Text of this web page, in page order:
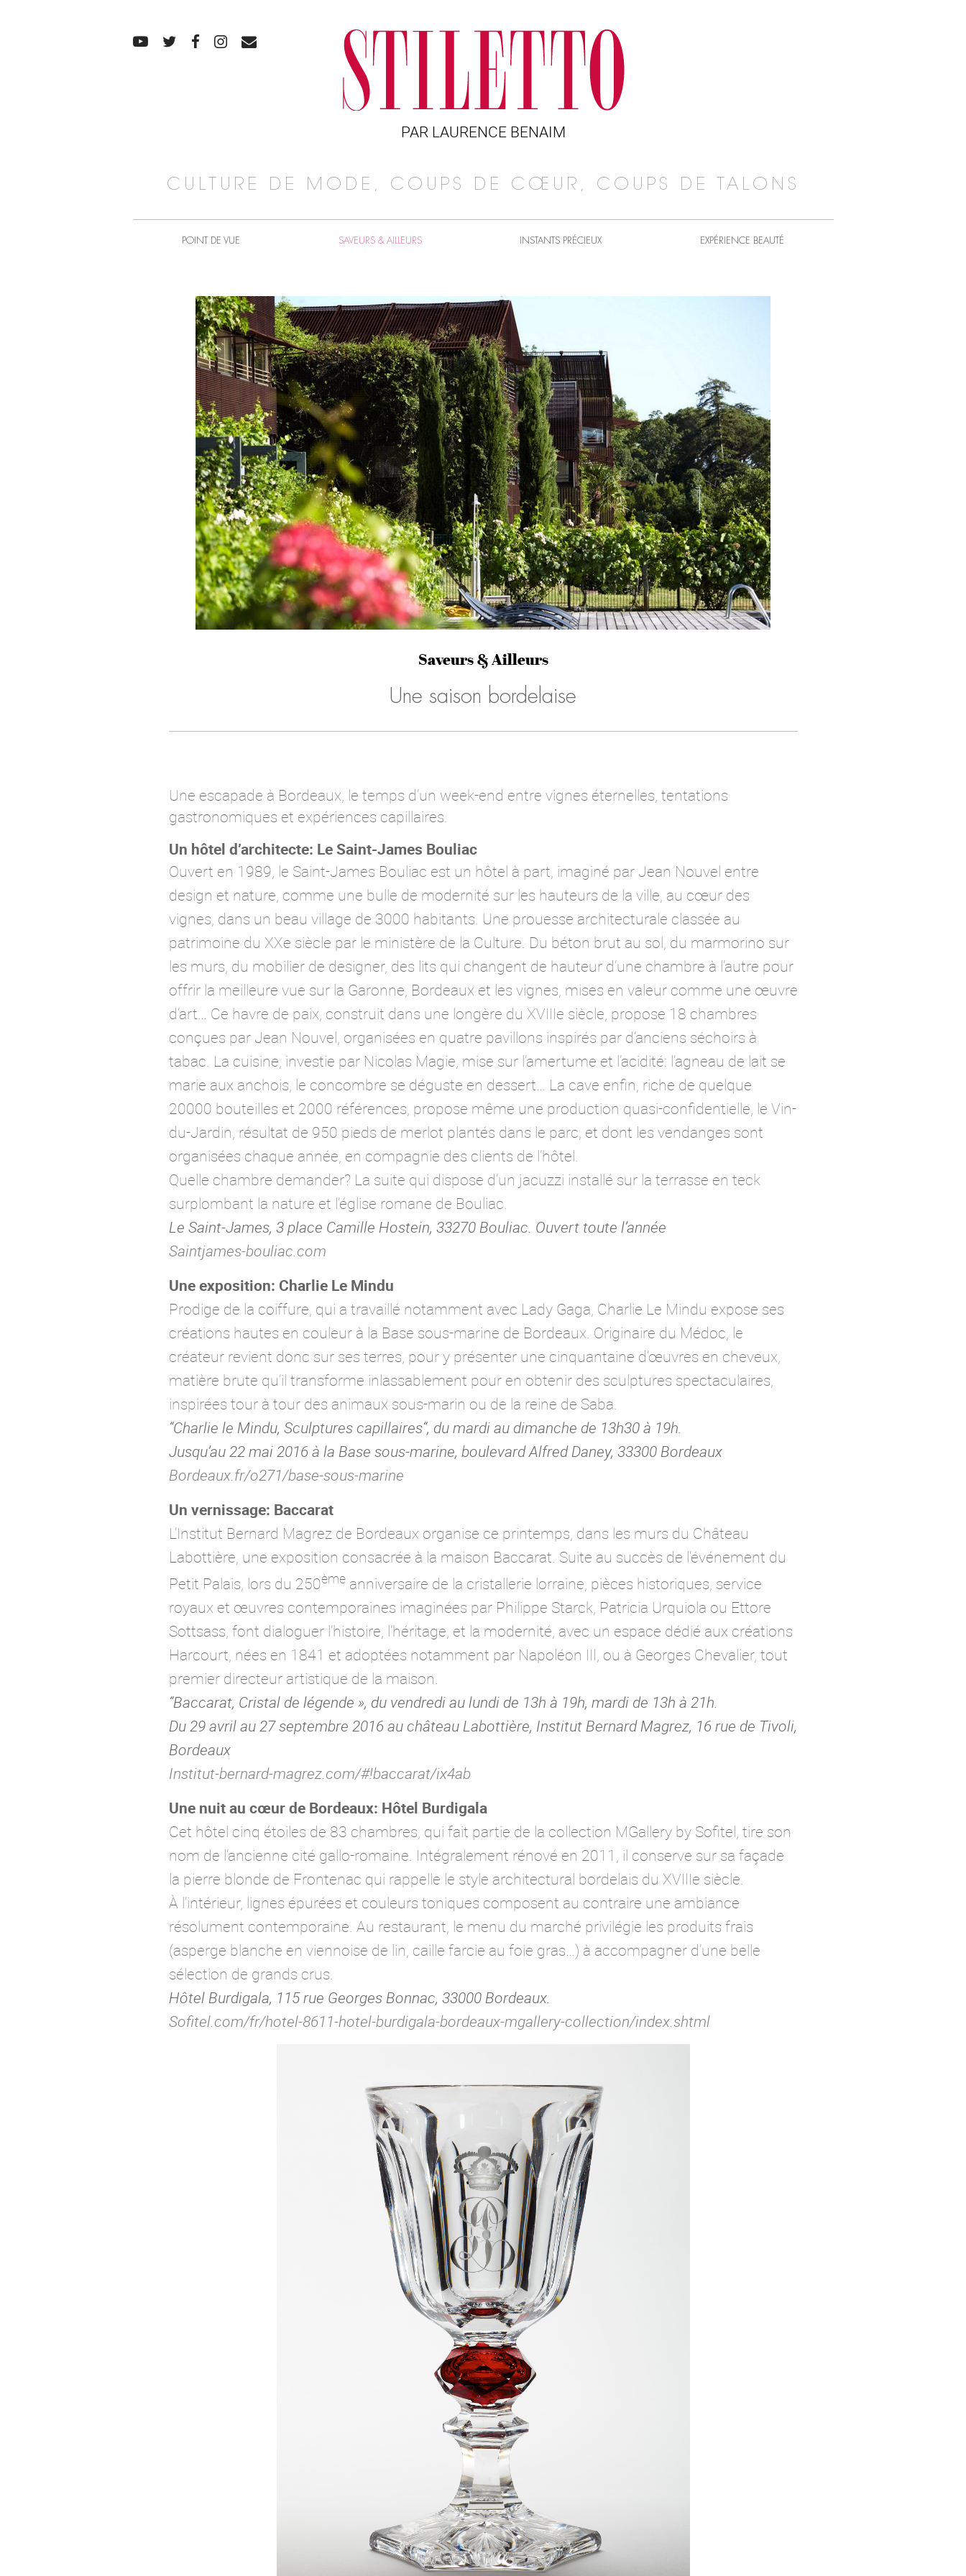
PAR LAURENCE BENAIM
CULTURE DE MODE, COUPS DE CŒUR, COUPS DE TALONS
POINT DE VUE SAVEURS & AILLEURS INSTANTS PRÉCIEUX EXPÉRIENCE BEAUTÉ
Saveurs & Ailleurs
Une saison bordelaise
Une escapade à Bordeaux, le temps d’un week-end entre vignes éternelles, tentations
gastronomiques et expériences capillaires.
Un hôtel d’architecte: Le Saint-James Bouliac
Ouvert en 1989, le Saint-James Bouliac est un hôtel à part, imaginé par Jean Nouvel entre
design et nature, comme une bulle de modernité sur les hauteurs de la ville, au cœur des
vignes, dans un beau village de 3000 habitants. Une prouesse architecturale classée au
patrimoine du XXe siècle par le ministère de la Culture. Du béton brut au sol, du marmorino sur
les murs, du mobilier de designer, des lits qui changent de hauteur d’une chambre à l’autre pour
offrir la meilleure vue sur la Garonne, Bordeaux et les vignes, mises en valeur comme une œuvre
d’art… Ce havre de paix, construit dans une longère du XVIIIe siècle, propose 18 chambres
conçues par Jean Nouvel, organisées en quatre pavillons inspirés par d’anciens séchoirs à
tabac. La cuisine, investie par Nicolas Magie, mise sur l’amertume et l’acidité: l’agneau de lait se
marie aux anchois, le concombre se déguste en dessert… La cave enfin, riche de quelque
20000 bouteilles et 2000 références, propose même une production quasi-confidentielle, le Vin-
du-Jardin, résultat de 950 pieds de merlot plantés dans le parc, et dont les vendanges sont
organisées chaque année, en compagnie des clients de l’hôtel.
Quelle chambre demander? La suite qui dispose d’un jacuzzi installé sur la terrasse en teck
surplombant la nature et l’église romane de Bouliac.
Le Saint-James, 3 place Camille Hostein, 33270 Bouliac. Ouvert toute l’année
Saintjames-bouliac.com
Une exposition: Charlie Le Mindu
Prodige de la coiffure, qui a travaillé notamment avec Lady Gaga, Charlie Le Mindu expose ses
créations hautes en couleur à la Base sous-marine de Bordeaux. Originaire du Médoc, le
créateur revient donc sur ses terres, pour y présenter une cinquantaine d’œuvres en cheveux,
matière brute qu’il transforme inlassablement pour en obtenir des sculptures spectaculaires,
inspirées tour à tour des animaux sous-marin ou de la reine de Saba.
“Charlie le Mindu, Sculptures capillaires“, du mardi au dimanche de 13h30 à 19h.
Jusqu’au 22 mai 2016 à la Base sous-marine, boulevard Alfred Daney, 33300 Bordeaux
Bordeaux.fr/o271/base-sous-marine
Un vernissage: Baccarat
L’Institut Bernard Magrez de Bordeaux organise ce printemps, dans les murs du Château
Labottière, une exposition consacrée à la maison Baccarat. Suite au succès de l’événement du
Petit Palais, lors du 250èmeanniversaire de la cristallerie lorraine, pièces historiques, service
royaux et œuvres contemporaines imaginées par Philippe Starck, Patricia Urquiola ou Ettore
Sottsass, font dialoguer l’histoire, l’héritage, et la modernité, avec un espace dédié aux créations
Harcourt, nées en 1841 et adoptées notamment par Napoléon III, ou à Georges Chevalier, tout
premier directeur artistique de la maison.
“Baccarat, Cristal de légende », du vendredi au lundi de 13h à 19h, mardi de 13h à 21h.
Du 29 avril au 27 septembre 2016 au château Labottière, Institut Bernard Magrez, 16 rue de Tivoli,
Bordeaux
Institut-bernard-magrez.com/#!baccarat/ix4ab
Une nuit au cœur de Bordeaux: Hôtel Burdigala
Cet hôtel cinq étoiles de 83 chambres, qui fait partie de la collection MGallery by Sofitel, tire son
nom de l’ancienne cité gallo-romaine. Intégralement rénové en 2011, il conserve sur sa façade
la pierre blonde de Frontenac qui rappelle le style architectural bordelais du XVIIIe siècle.
À l’intérieur, lignes épurées et couleurs toniques composent au contraire une ambiance
résolument contemporaine. Au restaurant, le menu du marché privilégie les produits frais
(asperge blanche en viennoise de lin, caille farcie au foie gras…) à accompagner d’une belle
sélection de grands crus.
Hôtel Burdigala, 115 rue Georges Bonnac, 33000 Bordeaux.
Sofitel.com/fr/hotel-8611-hotel-burdigala-bordeaux-mgallery-collection/index.shtml